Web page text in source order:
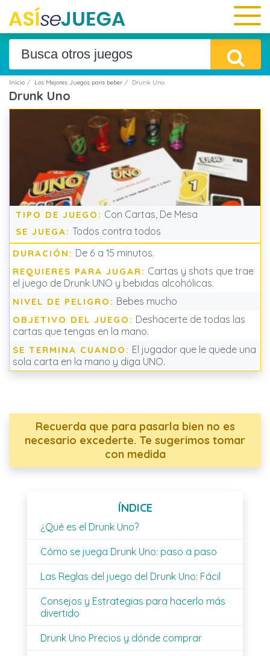
Inicio Los Mejores Juegos para beber Drunk Uno
Drunk Uno
TIPO DE JUEGO: Con Cartas, De Mesa
SE JUEGA: Todos contra todos
DURACIÓN: De 6 a 15 minutos.
REQUIERES PARA JUGAR: Cartas y shots que trae
el juego de Drunk UNO y bebidas alcohólicas.
NIVEL DE PELIGRO: Bebes mucho
OBJETIVO DEL JUEGO: Deshacerte de todas las
cartas que tengas en la mano.
SE TERMINA CUANDO: El jugador que le quede una
sola carta en la mano y diga UNO.
Recuerda que para pasarla bien no es
necesario excederte. Te sugerimos tomar
con medida
ÍNDICE
¿Qué es el Drunk Uno?
Cómo se juega Drunk Uno: paso a paso
Las Reglas del juego del Drunk Uno: Fácil
Consejos y Estrategias para hacerlo más
divertido
Drunk Uno Precios y dónde comprar